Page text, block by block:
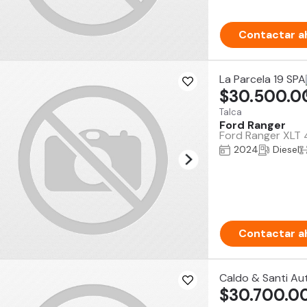
Contactar
La Parcela 19 SPA
Talca
Ford Ranger
Ford Ranger
2024 Diesel
Contactar
Caldo & Santi